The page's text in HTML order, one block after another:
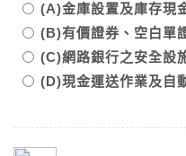
(A)金庫設置及庫存現
(B)有價證券、空白單
(C)網路銀行之安全設
(D)現金運送作業及自